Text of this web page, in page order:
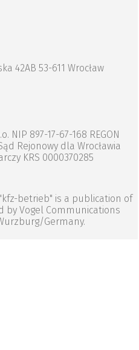
42AB 53-611 Wrocław
NIP 897-17-67-168 REGON
Rejonowy dla Wrocławia
KRS 0000370285
betrieb" is a publication of
by Vogel Communications
Germany.